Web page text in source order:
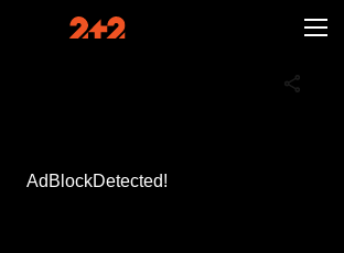
AdBlockDetected!